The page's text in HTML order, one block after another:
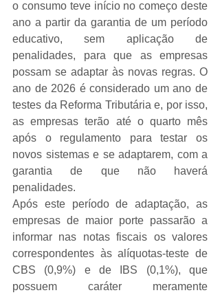
o consumo teve início no começo deste
ano a partir da garantia de um período
educativo, sem aplicação de
penalidades, para que as empresas
possam se adaptar às novas regras. O
ano de 2026 é considerado um ano de
testes da Reforma Tributária e, por isso,
as empresas terão até o quarto mês
após o regulamento para testar os
novos sistemas e se adaptarem, com a
garantia de que não haverá
penalidades.
Após este período de adaptação, as
empresas de maior porte passarão a
informar nas notas fiscais os valores
correspondentes às alíquotas-teste de
CBS (0,9%) e de IBS (0,1%), que
possuem caráter meramente